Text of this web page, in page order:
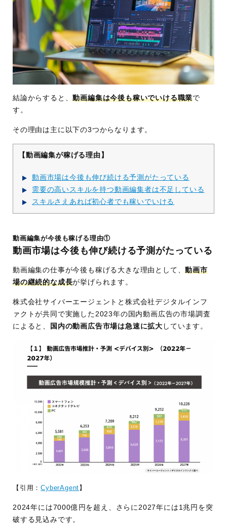
結論からすると、動画編集は今後も稼いでいける職業で
す。
その理由は主に以下の3つからなります。
【動画編集が稼げる理由】
動画市場は今後も伸び続ける予測がたっている
需要の高いスキルを持つ動画編集者は不足している
スキルさえあれば初心者でも稼いでいける
動画編集が今後も稼げる理由①
動画市場は今後も伸び続ける予測がたっている
動画編集の仕事が今後も稼げる大きな理由として、動画市
場の継続的な成長が挙げられます。
株式会社サイバーエージェントと株式会社デジタルインフ
ァクトが共同で実施した2023年の国内動画広告の市場調査
によると、
国内の動画広告市場は急速に拡大 しています。
【引用：CyberAgent】
2024年には7000億円を超え、さらに2027年には1兆円を突
破する見込みです。